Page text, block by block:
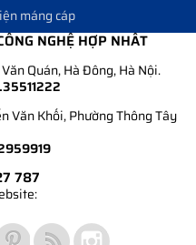
máng cáp
NGHỆ HỢP NHẤT
Quán, Hà Đông, Hà Nội.
Văn Khối, Phường Thông Tây
787